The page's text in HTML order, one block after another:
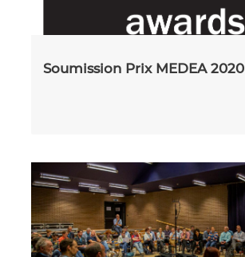
Soumission Prix MEDEA 2020